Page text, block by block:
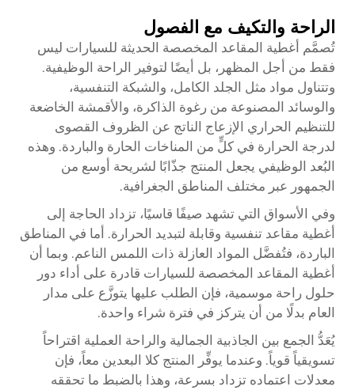
الراحة والتكيف مع الفصول
تُصمَّم أغطية المقاعد المخصصة الحديثة للسيارات ليس
فقط من أجل المظهر، بل أيضًا لتوفير الراحة الوظيفية.
وتتناول مواد مثل الجلد الكامل، والشبكة التنفسية،
والوسائد المصنوعة من رغوة الذاكرة، والأقمشة الخاضعة
للتنظيم الحراري الإزعاج الناتج عن الظروف القصوى
لدرجة الحرارة في كلٍّ من المناخات الحارة والباردة. وهذه
البُعد الوظيفي يجعل المنتج جذّابًا لشريحة أوسع من
الجمهور عبر مختلف المناطق الجغرافية.
وفي الأسواق التي تشهد صيفًا قاسيًا، تزداد الحاجة إلى
أغطية مقاعد تنفسية وقابلة لتبديد الحرارة. أما في المناطق
الباردة، فتُفضَّل المواد العازلة ذات اللمس الناعم. وبما أن
أغطية المقاعد المخصصة للسيارات قادرة على أداء دور
حلول راحة موسمية، فإن الطلب عليها يتوزَّع على مدار
العام بدلًا من أن يتركز في فترة شراء واحدة.
يُعَدُّ الجمع بين الجاذبية الجمالية والراحة العملية اقتراحاً
تسويقياً قوياً. وعندما يوفِّر المنتج كلا البعدين معاً، فإن
معدلات اعتماده تزداد بسرعة، وهذا بالضبط ما تحققه